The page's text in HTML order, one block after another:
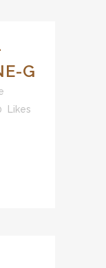
G
Likes